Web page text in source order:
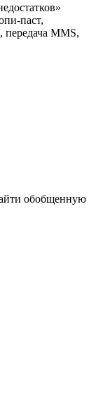
паст,
передача MMS,
обобщенную